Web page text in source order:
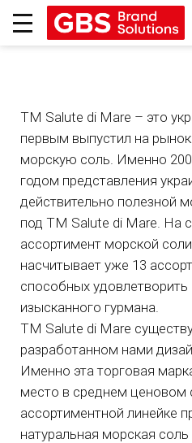
ТМ Salute di Mare – это
первым выпустил на
морскую соль. Именно
годом представления
действительно полезной
под ТМ Salute di Mare. На
ассортимент морской
насчитывает уже 13
способных удовлетворить
изысканного гурмана.
ТМ Salute di Mare
разработанном нами
Именно эта торговая
место в среднем ценовом
ассортиментной линейке
натуральная морская